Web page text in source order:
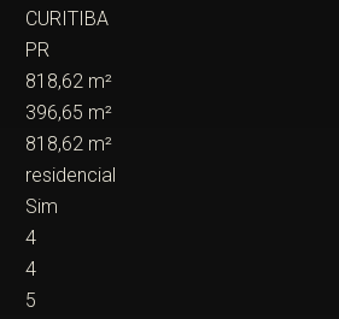
CURITIBA
PR
818,62 m²
396,65 m²
818,62 m²
residencial
Sim
4
4
5